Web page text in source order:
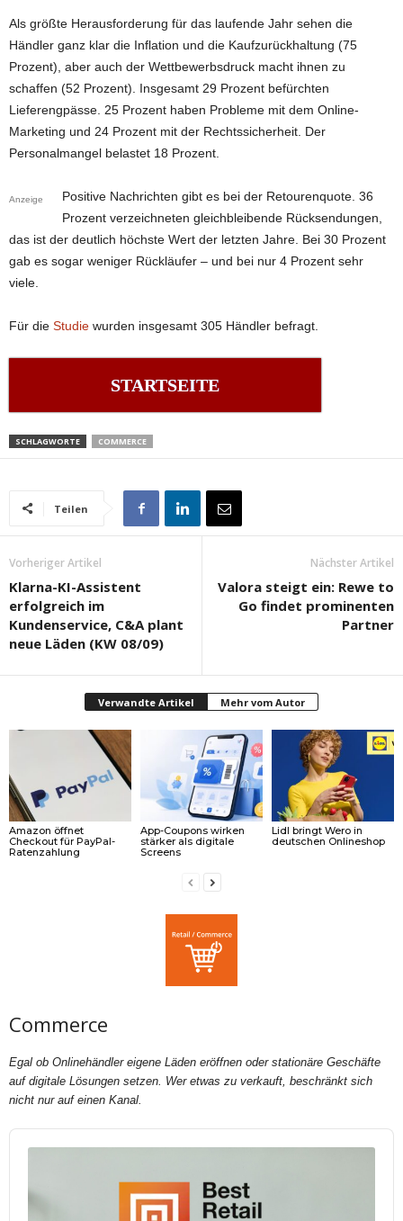
Als größte Herausforderung für das laufende Jahr sehen die
Händler ganz klar die Inflation und die Kaufzurückhaltung (75
Prozent), aber auch der Wettbewerbsdruck macht ihnen zu
schaffen (52 Prozent). Insgesamt 29 Prozent befürchten
Lieferengpässe. 25 Prozent haben Probleme mit dem Online-
Marketing und 24 Prozent mit der Rechtssicherheit. Der
Personalmangel belastet 18 Prozent.
Anzeige
Positive Nachrichten gibt es bei der Retourenquote. 36
Prozent verzeichneten gleichbleibende Rücksendungen,
das ist der deutlich höchste Wert der letzten Jahre. Bei 30 Prozent
gab es sogar weniger Rückläufer – und bei nur 4 Prozent sehr
viele.
Für die Studie wurden insgesamt 305 Händler befragt.
STARTSEITE
SCHLAGWORTE COMMERCE
Teilen
Vorheriger Artikel
Klarna-KI-Assistent
erfolgreich im
Kundenservice, C&A plant
neue Läden (KW 08/09)
Nächster Artikel
Valora steigt ein: Rewe to
Go findet prominenten
Partner
Verwandte Artikel Mehr vom Autor
Amazon öffnet
Checkout für PayPal-
Ratenzahlung
App-Coupons wirken
stärker als digitale
Screens
Lidl bringt Wero in
deutschen Onlineshop
Commerce
Egal ob Onlinehändler eigene Läden eröffnen oder stationäre Geschäfte
auf digitale Lösungen setzen. Wer etwas zu verkauft, beschränkt sich
nicht nur auf einen Kanal.
Audio
Player